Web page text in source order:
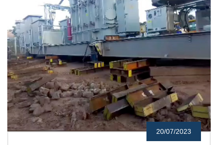
20/07/2023